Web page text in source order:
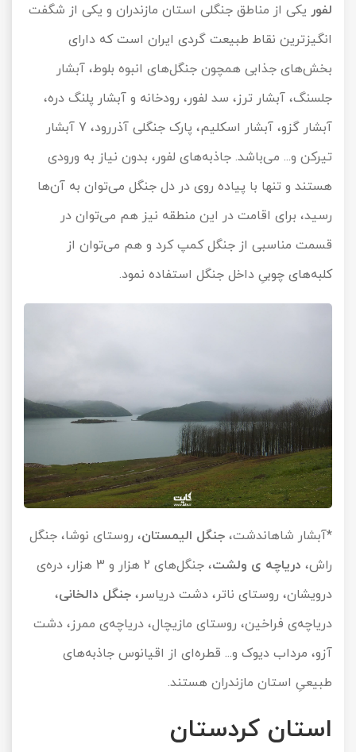
لفور یکی از مناطق جنگلی استان مازندران و یکی از شگفت
انگیزترین نقاط طبیعت گردی ایران است که دارای
بخش‌های جذابی همچون جنگل‌های انبوه بلوط، آبشار
جلسنگ، آبشار ترز، سد لفور، رودخانه و آبشار پلنگ دره،
آبشار گزو، آبشار اسکلیم، پارک جنگلی آذررود، 7 آبشار
تیرکن و... می‌باشد. جاذبه‌های لفور، بدون نیاز به ورودی
هستند و تنها با پیاده روی در دل جنگل می‌توان به آن‌ها
رسید، برای اقامت در این منطقه نیز هم می‌توان در
قسمت مناسبی از جنگل کمپ کرد و هم می‌توان از
کلبه‌های چوبیِ داخل جنگل استفاده نمود.
*آبشار شاهاندشت، جنگل الیمستان، روستای نوشا، جنگل
راش، دریاچه ی ولشت
، جنگل‌های 2 هزار و 3 هزار، دره‌ی
درویشان، روستای ناتر، دشت دریاسر، جنگل دالخانی،
دریاچه‌ی فراخین، روستای مازیچال، دریاچه‌ی ممرز، دشت
آزو، مرداب دیوک و... قطره‌ای از اقیانوس جاذبه‌های
طبیعیِ استان مازندران هستند.
استان کردستان